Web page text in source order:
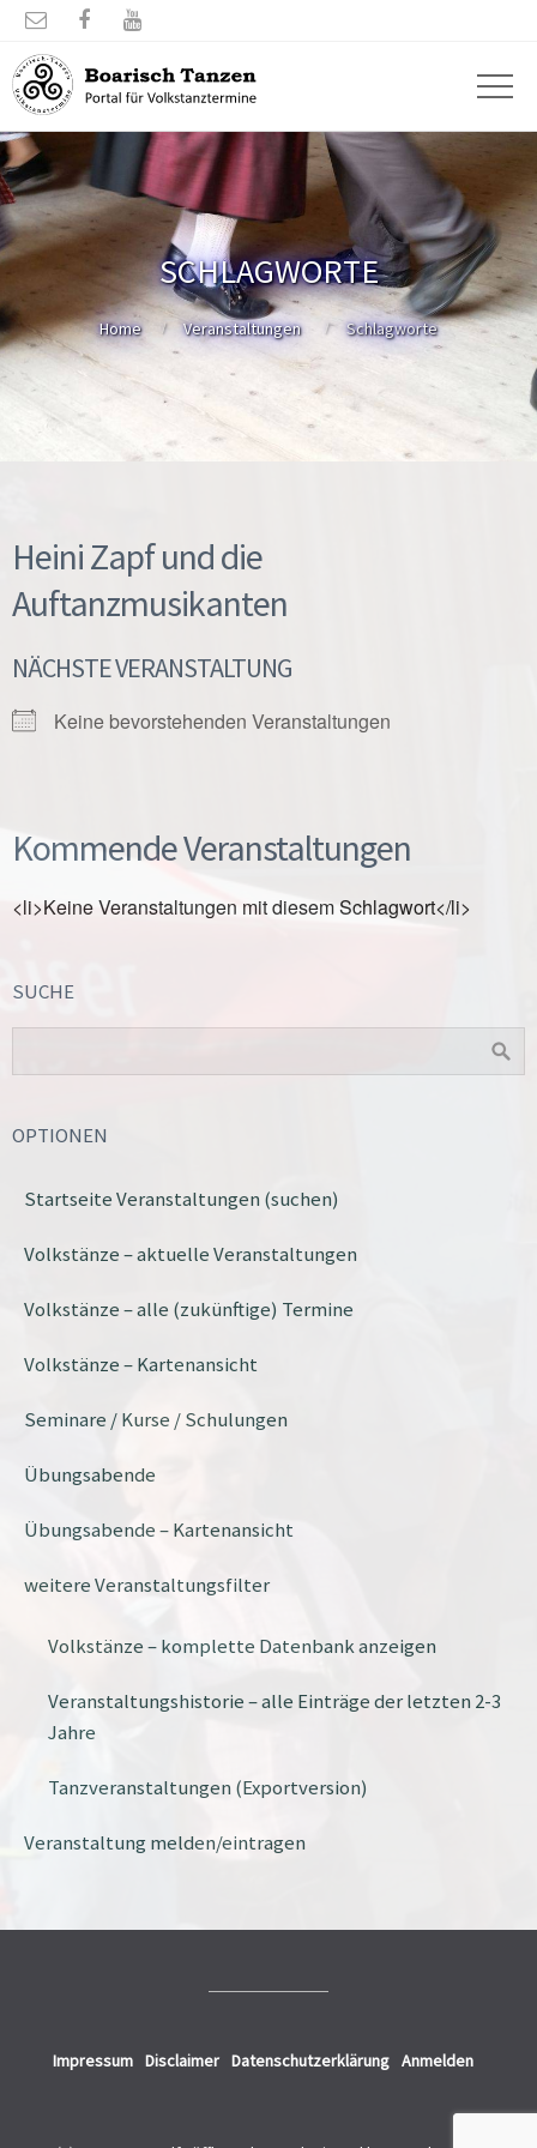
  
SCHLAGWORTE
Home Veranstaltungen Schlagworte
Heini Zapf und die
Auftanzmusikanten
NÄCHSTE VERANSTALTUNG
Keine bevorstehenden Veranstaltungen
Kommende Veranstaltungen
<li>Keine Veranstaltungen mit diesem Schlagwort</li>
SUCHE
OPTIONEN
Startseite Veranstaltungen (suchen)
Volkstänze – aktuelle Veranstaltungen
Volkstänze – alle (zukünftige) Termine
Volkstänze – Kartenansicht
Seminare / Kurse / Schulungen
Übungsabende
Übungsabende – Kartenansicht
weitere Veranstaltungsfilter
Volkstänze – komplette Datenbank anzeigen
Veranstaltungshistorie – alle Einträge der letzten 2-3
Jahre
Tanzveranstaltungen (Exportversion)
Veranstaltung melden/eintragen
Impressum Disclaimer Datenschutzerklärung Anmelden